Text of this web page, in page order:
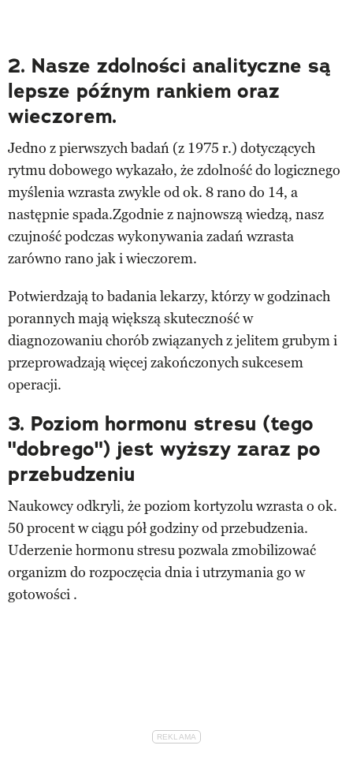
2. Nasze zdolności analityczne są
lepsze późnym rankiem oraz
wieczorem.
Jedno z pierwszych badań (z 1975 r.) dotyczących
rytmu dobowego wykazało, że zdolność do logicznego
myślenia wzrasta zwykle od ok. 8 rano do 14, a
następnie spada.Zgodnie z najnowszą wiedzą, nasz
czujność podczas wykonywania zadań wzrasta
zarówno rano jak i wieczorem.
Potwierdzają to badania lekarzy, którzy w godzinach
porannych mają większą skuteczność w
diagnozowaniu chorób związanych z jelitem grubym i
przeprowadzają więcej zakończonych sukcesem
operacji.
3. Poziom hormonu stresu (tego
"dobrego") jest wyższy zaraz po
przebudzeniu
Naukowcy odkryli, że poziom kortyzolu wzrasta o ok.
50 procent w ciągu pół godziny od przebudzenia.
Uderzenie hormonu stresu pozwala zmobilizować
organizm do rozpoczęcia dnia i utrzymania go w
gotowości .